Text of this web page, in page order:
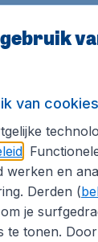
Flugladen.de
van cookies
.
en
Derden (
je
te tonen.